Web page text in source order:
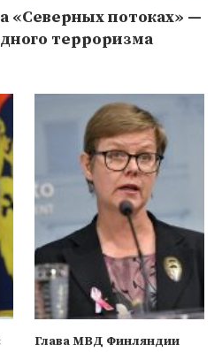
«Северных потоках» —
терроризма
Глава МВД Финляндии